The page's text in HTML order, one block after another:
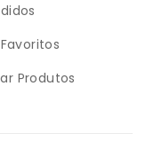
Produtos